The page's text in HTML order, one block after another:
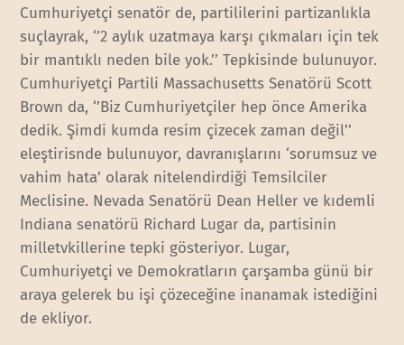
Cumhuriyetçi senatör de, partililerini partizanlıkla
suçlayrak, ‘’2 aylık uzatmaya karşı çıkmaları için tek
bir mantıklı neden bile yok.’’ Tepkisinde bulunuyor.
Cumhuriyetçi Partili Massachusetts Senatörü Scott
Brown da, ‘’Biz Cumhuriyetçiler hep önce Amerika
dedik. Şimdi kumda resim çizecek zaman değil’’
eleştirisnde bulunuyor, davranışlarını ‘sorumsuz ve
vahim hata’ olarak nitelendirdiği Temsilciler
Meclisine. Nevada Senatörü Dean Heller ve kıdemli
Indiana senatörü Richard Lugar da, partisinin
milletvkillerine tepki gösteriyor. Lugar,
Cumhuriyetçi ve Demokratların çarşamba günü bir
araya gelerek bu işi çözeceğine inanamak istediğini
de ekliyor.